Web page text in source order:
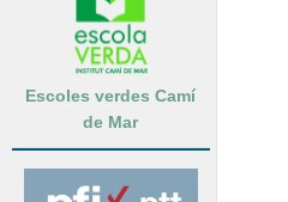
Escoles verdes Camí
de Mar